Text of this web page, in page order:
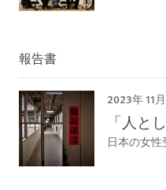
報告書
2023年 11
「人と
日本の女